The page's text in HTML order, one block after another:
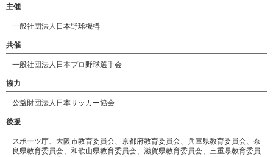
主催
一般社団法人日本野球機構
共催
一般社団法人日本プロ野球選手会
協力
公益財団法人日本サッカー協会
後援
スポーツ庁、大阪市教育委員会、京都府教育委員会、兵庫県教育委員会、奈
良県教育委員会、和歌山県教育委員会、滋賀県教育委員会、三重県教育委員